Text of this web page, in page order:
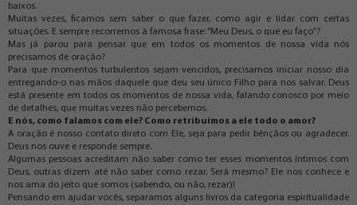
baixos.
Muitas vezes, ficamos sem saber o que fazer, como agir e lidar com certas
situações. E sempre recorremos à famosa frase: “Meu Deus, o que eu faço”?
Mas já parou para pensar que em todos os momentos de nossa vida nós
precisamos de oração?
Para que momentos turbulentos sejam vencidos, precisamos iniciar nosso dia
entregando-o nas mãos daquele que deu seu único Filho para nos salvar. Deus
está presente em todos os momentos de nossa vida, falando conosco por meio
de detalhes, que muitas vezes não percebemos.
E nós, como falamos com ele? Como retribuímos a ele todo o amor?
A oração é nosso contato direto com Ele, seja para pedir bênçãos ou agradecer.
Deus nos ouve e responde sempre.
Algumas pessoas acreditam não saber como ter esses momentos íntimos com
Deus, outras dizem até não saber como rezar. Será mesmo? Ele nos conhece e
nos ama do jeito que somos (sabendo, ou não, rezar)!
Pensando em ajudar vocês, separamos alguns livros da categoria espiritualidade